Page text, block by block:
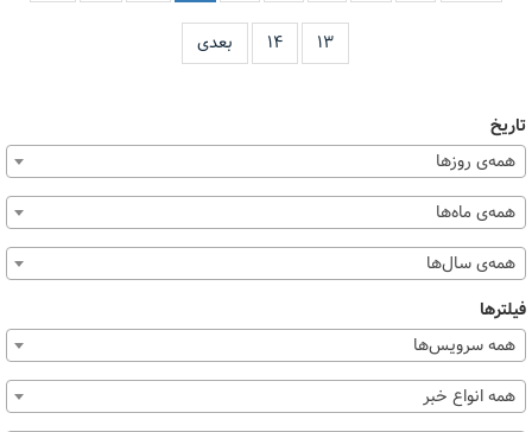
۱۳ ۱۴ بعدی
تاریخ
همه‌ی روزها
همه‌ی ماه‌ها
همه‌ی سال‌ها
فیلترها
همه سرویس‌ها
همه انواع خبر